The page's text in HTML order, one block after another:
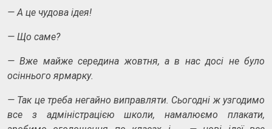
— А це чудова ідея!
— Що саме?
—Вже майже середина жовтня, а в нас досі не було
осіннього ярмарку.
— Так це треба негайно виправляти. Сьогодні ж узгодимо
все з адміністрацією школи, намалюємо плакати,